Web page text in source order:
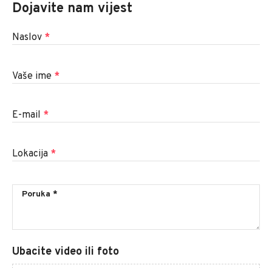
Dojavite nam vijest
Naslov *
Vaše ime *
E-mail *
Lokacija *
Ubacite video ili foto